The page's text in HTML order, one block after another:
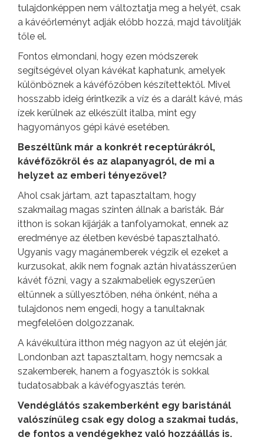
tulajdonképpen nem változtatja meg a helyét, csak
a kávéőrleményt adják előbb hozzá, majd távolítják
tőle el.
Fontos elmondani, hogy ezen módszerek
segítségével olyan kávékat kaphatunk, amelyek
különböznek a kávéfőzőben készítettektől. Mivel
hosszabb ideig érintkezik a víz és a darált kávé, más
ízek kerülnek az elkészült italba, mint egy
hagyományos gépi kávé esetében.
Beszéltünk már a konkrét receptúrákról,
kávéfőzőkről és az alapanyagról, de mi a
helyzet az emberi tényezővel?
Ahol csak jártam, azt tapasztaltam, hogy
szakmailag magas szinten állnak a baristák. Bár
itthon is sokan kijárják a tanfolyamokat, ennek az
eredménye az életben kevésbé tapasztalható.
Ugyanis vagy magánemberek végzik el ezeket a
kurzusokat, akik nem fognak aztán hivatásszerűen
kávét főzni, vagy a szakmabeliek egyszerűen
eltűnnek a süllyesztőben, néha önként, néha a
tulajdonos nem engedi, hogy a tanultaknak
megfelelően dolgozzanak.
A kávékultúra itthon még nagyon az út elején jár,
Londonban azt tapasztaltam, hogy nemcsak a
szakemberek, hanem a fogyasztók is sokkal
tudatosabbak a kávéfogyasztás terén.
Vendéglátós szakemberként egy baristánál
valószínűleg csak egy dolog a szakmai tudás,
de fontos a vendégekhez való hozzáállás is.